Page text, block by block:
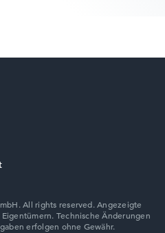
All rights reserved. Angezeigte
Technische Änderungen
erfolgen ohne Gewähr.